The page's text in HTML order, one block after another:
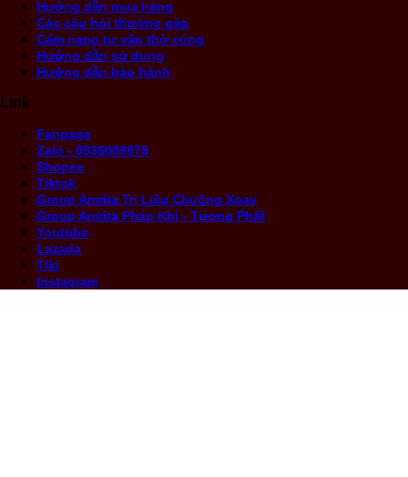
Hướng dẫn mua hàng
Các câu hỏi thường gặp
Cẩm nang tư vấn thờ cúng
Hướng dẫn sử dụng
Hướng dẫn bảo hành
Link
Fanpage
Zalo - 0836009879
Shopee
Tiktok
Group Amrita Trị Liệu Chuông Xoay
Group Amrita Pháp Khí - Tượng Phật
Youtube
Lazada
Tiki
Instagram